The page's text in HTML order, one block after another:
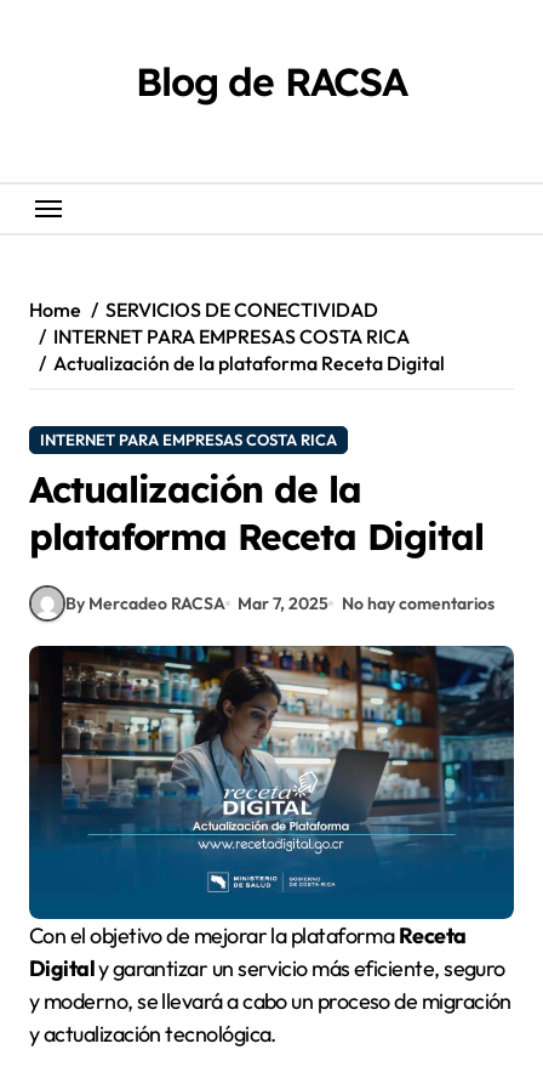
Blog de RACSA
Home
SERVICIOS DE CONECTIVIDAD
INTERNET PARA EMPRESAS COSTA RICA
Actualización de la plataforma Receta Digital
INTERNET PARA EMPRESAS COSTA RICA
Actualización de la
plataforma Receta Digital
By Mercadeo RACSA Mar 7, 2025 No hay comentarios
Con el objetivo de mejorar la plataformaReceta
Digitaly garantizar un servicio más eficiente, seguro
y moderno, se llevará a cabo un proceso de migración
y actualización tecnológica.